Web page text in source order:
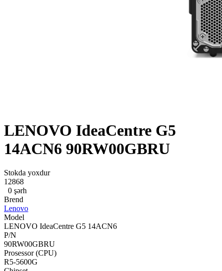
LENOVO IdeaCentre G5
14ACN6 90RW00GBRU
Stokda yoxdur
12868
0 şərh
Brend
Lenovo
Model
LENOVO IdeaCentre G5 14ACN6
P/N
90RW00GBRU
Prosessor (CPU)
R5-5600G